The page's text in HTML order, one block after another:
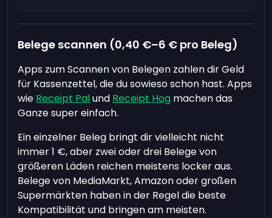
Belege scannen (0,40 €–6 € pro Beleg)
Apps zum Scannen von Belegen zahlen dir Geld
für Kassenzettel, die du sowieso schon hast. Apps
wie Receipt Palund Receipt Hog machen das
Ganze super einfach.
Ein einzelner Beleg bringt dir vielleicht nicht
immer 1 €, aber zwei oder drei Belege von
größeren Läden reichen meistens locker aus.
Belege von MediaMarkt, Amazon oder großen
Supermärkten haben in der Regel die beste
Kompatibilität und bringen am meisten.